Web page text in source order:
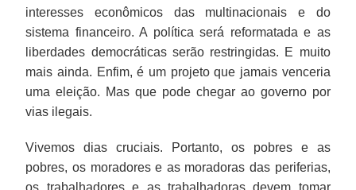
interesses econômicos das multinacionais e do
sistema financeiro. A política será reformatada e as
liberdades democráticas serão restringidas. E muito
mais ainda. Enfim, é um projeto que jamais venceria
uma eleição. Mas que pode chegar ao governo por
vias ilegais.
Vivemos dias cruciais. Portanto, os pobres e as
pobres, os moradores e as moradoras das periferias,
os trabalhadores e as trabalhadoras devem tomar